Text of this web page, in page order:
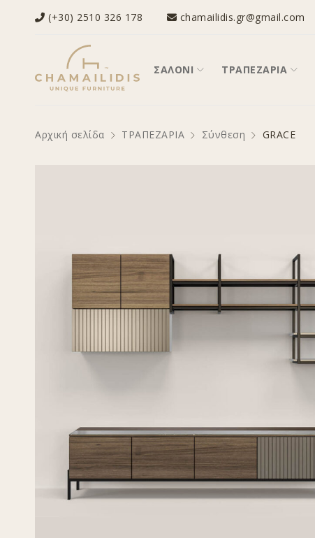
(+30) 2510 326 178 chamailidis.gr@gmail.com
ΣΑΛΟΝΙ ΤΡΑΠΕΖΑΡΙΑ
Αρχική σελίδα ΤΡΑΠΕΖΑΡΙΑ Σύνθεση GRACE